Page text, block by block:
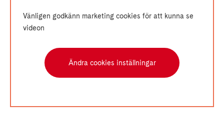
Vänligen godkänn marketing cookies för att kunna se
videon
Ändra cookies inställningar